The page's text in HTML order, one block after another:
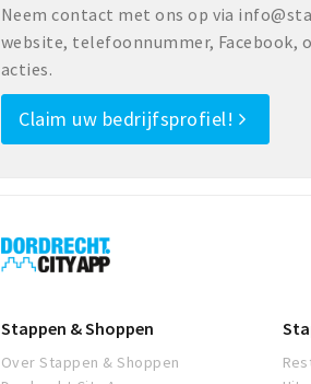
Neem contact met ons op via
website, telefoonnummer,
acties.
Claim uw bedrijfsprofiel!
Dordrecht
City
Stappen & Shoppen
Over Stappen & Shoppen